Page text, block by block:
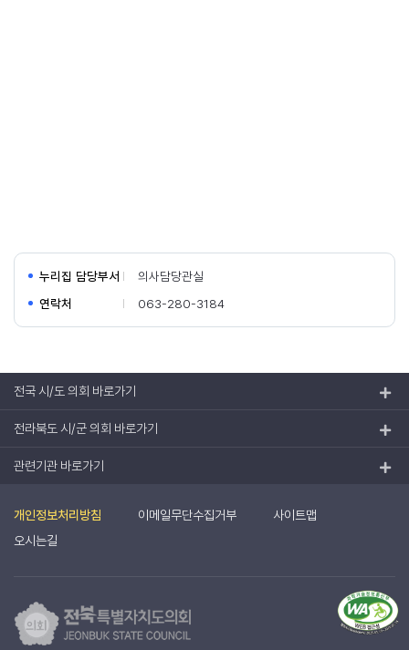
누리집 담당부서
의사담당관실
연락처
063-280-3184
전국 시/도 의회 바로가기
전라북도 시/군 의회 바로가기
관련기관 바로가기
개인정보처리방침 이메일무단수집거부
사이트맵
오시는길